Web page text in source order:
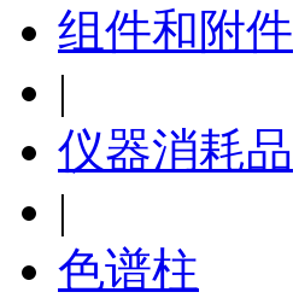
组件和附件
|
仪器消耗品
|
色谱柱